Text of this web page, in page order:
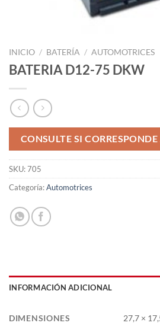
INICIO / BATERÍA / AUTOMOTRICES
BATERIA D12-75 DKW
CONSULTE SI
SKU:705
Categoría:Automotrices
INFORMACIÓN ADICIONAL
DIMENSIONES 27,7 ×